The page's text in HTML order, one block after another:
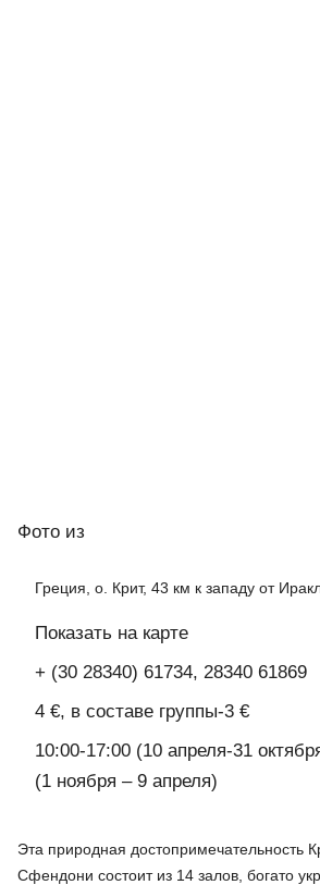
Фото из
Греция, о. Крит, 43 км к западу от
Показать на карте
+ (30 28340) 61734, 28340 61869
4 €, в составе группы-3 €
10:00-17:00 (10 апреля-31
(1 ноября – 9 апреля)
Эта природная достопримечательность
Сфендони состоит из 14 залов, богато